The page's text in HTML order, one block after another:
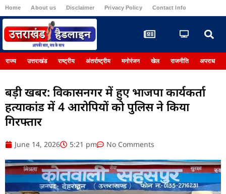
Home About us Disclaimer Privacy Policy Contact Info
राज्य उत्तराखंड राष्ट्रीय अंतर्राष्ट्रीय मनोरंजन खेल राजनीति अपराध
बड़ी खबर: विकासनगर में हुए भाजपा कार्यकर्ता
हत्याकांड में 4 आरोपियों को पुलिस ने किया
गिरफ्तार
June 14, 2026 5:21 pm No Comments